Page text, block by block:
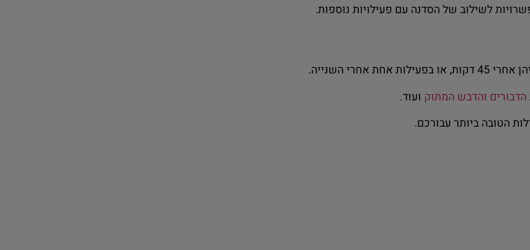
לשילוב של הסדנה עם פעילויות נוספות.
הדבורים והדבש המתוק ועוד.
הטובה ביותר עבורכם.